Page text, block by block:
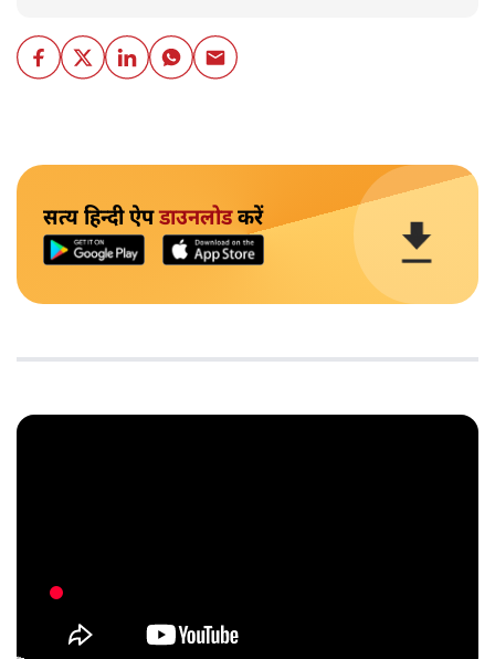
सत्य हिन्दी ऐपडाउनलोडकरें